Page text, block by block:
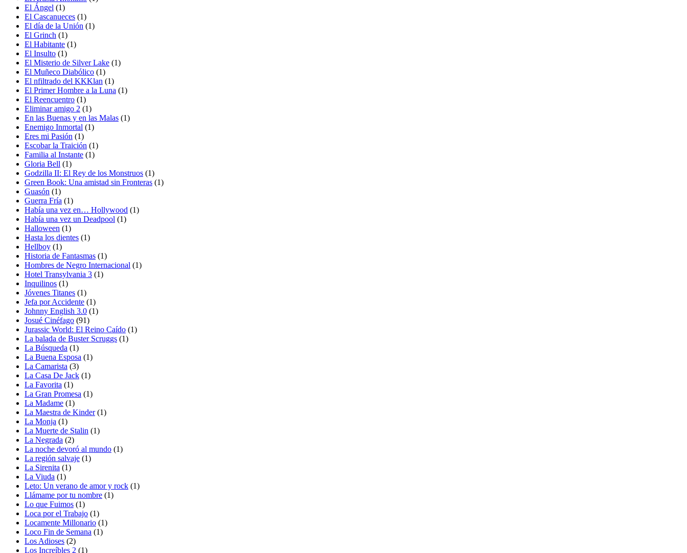
El Ángel (1)
El Cascanueces (1)
El día de la Unión (1)
El Grinch (1)
El Habitante (1)
El Insulto (1)
El Misterio de Silver Lake (1)
El Muñeco Diabólico (1)
El nfiltrado del KKKlan (1)
El Primer Hombre a la Luna (1)
El Reencuentro (1)
Eliminar amigo 2 (1)
En las Buenas y en las Malas (1)
Enemigo Inmortal (1)
Eres mi Pasión (1)
Escobar la Traición (1)
Familia al Instante (1)
Gloria Bell (1)
Godzilla II: El Rey de los Monstruos (1)
Green Book: Una amistad sin Fronteras (1)
Guasón (1)
Guerra Fría (1)
Había una vez en… Hollywood (1)
Había una vez un Deadpool (1)
Halloween (1)
Hasta los dientes (1)
Hellboy (1)
Historia de Fantasmas (1)
Hombres de Negro Internacional (1)
Hotel Transylvania 3 (1)
Inquilinos (1)
Jóvenes Titanes (1)
Jefa por Accidente (1)
Johnny English 3.0 (1)
Josué Cinéfago (91)
Jurassic World: El Reino Caído (1)
La balada de Buster Scruggs (1)
La Búsqueda (1)
La Buena Esposa (1)
La Camarista (3)
La Casa De Jack (1)
La Favorita (1)
La Gran Promesa (1)
La Madame (1)
La Maestra de Kinder(1)
La Monja (1)
La Muerte de Stalin (1)
La Negrada (2)
La noche devoró al mundo (1)
La región salvaje (1)
La Sirenita (1)
La Viuda (1)
Leto: Un verano de amor y rock (1)
Llámame por tu nombre (1)
Lo que Fuimos (1)
Loca por el Trabajo (1)
Locamente Millonario (1)
Loco Fin de Semana (1)
Los Adioses (2)
Los Increíbles 2 (1)